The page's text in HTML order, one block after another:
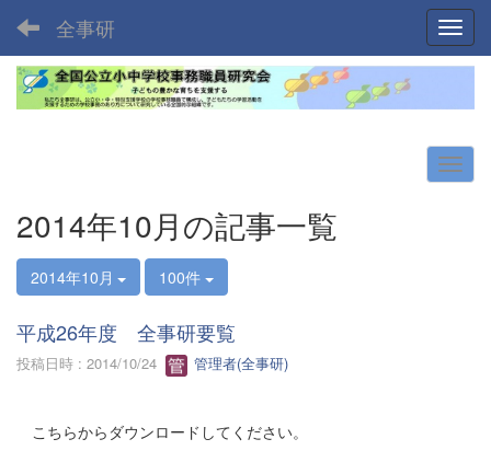
全事研
2014年10月の記事一覧
2014年10月 100件
平成26年度 全事研要覧
投稿日時 : 2014/10/24 管理者(全事研)
こちらからダウンロードしてください。